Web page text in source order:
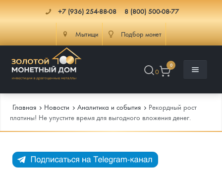
+7 (936) 254-88-08 8 (800) 500-08-77
Мытищи Подбор монет
0
0
Каталог Монет
Инфо
Главная Новости Аналитика и события
Рекордный рост
платины! Не упустите время для выгодного вложения денег.